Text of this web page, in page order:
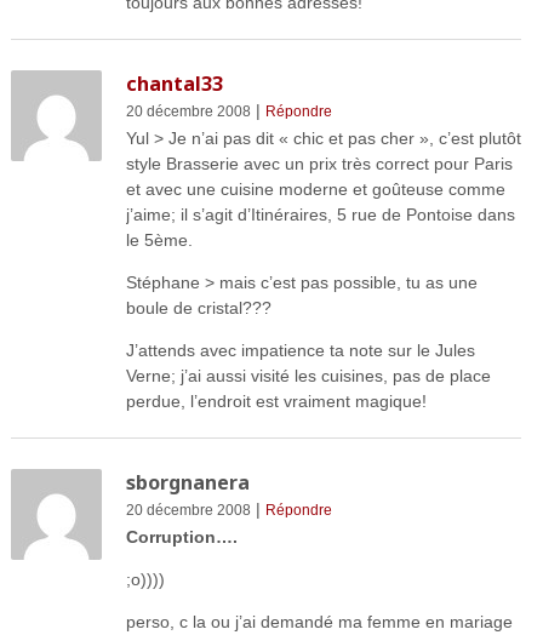
chantal33
20 décembre 2008 | Répondre
Yul > Je n’ai pas dit « chic et pas cher », c’est plutôt
style Brasserie avec un prix très correct pour Paris
et avec une cuisine moderne et goûteuse comme
j’aime; il s’agit d’Itinéraires, 5 rue de Pontoise dans
le 5ème.
Stéphane > mais c’est pas possible, tu as une
boule de cristal???
J’attends avec impatience ta note sur le Jules
Verne; j’ai aussi visité les cuisines, pas de place
perdue, l’endroit est vraiment magique!
sborgnanera
20 décembre 2008 | Répondre
Corruption….
;o))))
perso, c la ou j’ai demandé ma femme en mariage